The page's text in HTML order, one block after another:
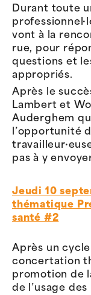
Durant toute
vont à la
rue, pour
questions et
appropriés.
Après le
Lambert et
Auderghem
l’opportunité
pas à y
Jeudi 10
thématique
santé #2
Après un
concertation
promotion de
de l’usage